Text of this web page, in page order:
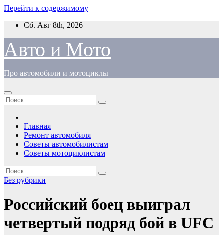
Перейти к содержимому
Сб. Авг 8th, 2026
Авто и Мото
Про автомобили и мотоциклы
Главная
Ремонт автомобиля
Советы автомобилистам
Советы мотоциклистам
Без рубрики
Российский боец выиграл
четвертый подряд бой в UFC